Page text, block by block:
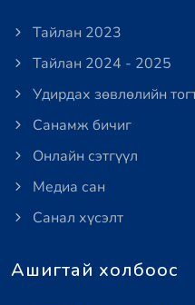
Тайлан 2023
Тайлан 2024 - 2025
Удирдах зөвлөлийн
Санамж бичиг
Онлайн сэтгүүл
Медиа сан
Санал хүсэлт
Ашигтай холбоос